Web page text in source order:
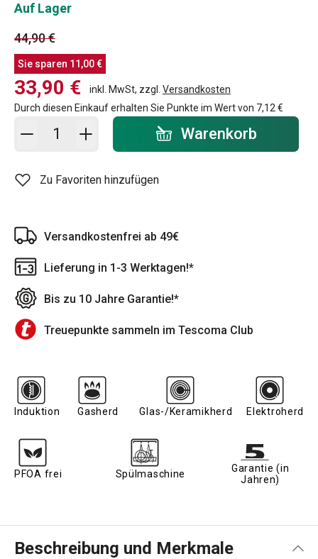
Auf Lager
44,90 €
Sie sparen 11,00 €
33,90 € inkl. MwSt, zzgl. Versandkosten
Durch diesen Einkauf erhalten Sie Punkte im Wert von 7,12 €
In den Warenkorb - Menge Warenkorb
Zu Favoriten hinzufügen
Versandkostenfrei ab 49€
Lieferung in 1-3 Werktagen!*
Bis zu 10 Jahre Garantie!*
Treuepunkte sammeln im Tescoma Club
Induktion Gasherd Glas-/Keramikherd Elektroherd
PFOA frei Spülmaschine
Garantie (in
Jahren)
Beschreibung und Merkmale